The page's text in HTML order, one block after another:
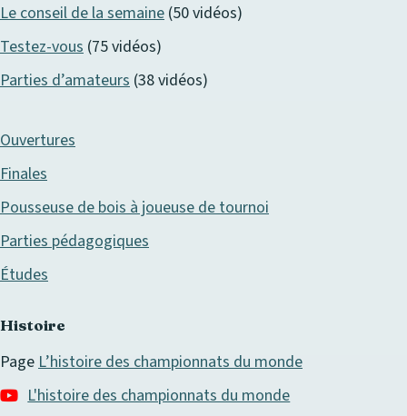
Le conseil de la semaine (50 vidéos)
Testez-vous (75 vidéos)
Parties d’amateurs (38 vidéos)
Ouvertures
Finales
Pousseuse de bois à joueuse de tournoi
Parties pédagogiques
Études
Histoire
Page L’histoire des championnats du monde
L'histoire des championnats du monde